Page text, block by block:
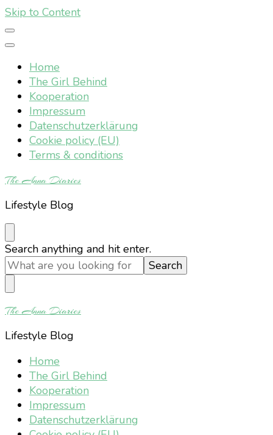
Skip to Content
Home
The Girl Behind
Kooperation
Impressum
Datenschutzerklärung
Cookie policy (EU)
Terms & conditions
The Anna Diaries
Lifestyle Blog
Looking
for
Something?
Search anything and hit enter.
The Anna Diaries
Lifestyle Blog
Home
The Girl Behind
Kooperation
Impressum
Datenschutzerklärung